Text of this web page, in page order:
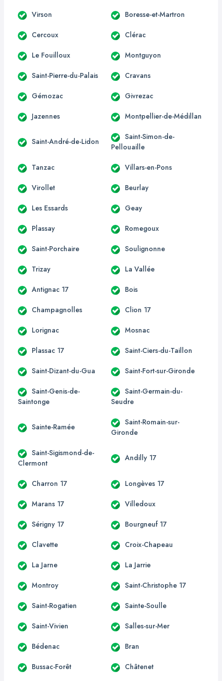
Virson Boresse-et-Martron
Cercoux Clérac
Le Fouilloux Montguyon
Saint-Pierre-du-Palais Cravans
Gémozac Givrezac
Jazennes Montpellier-de-Médillan
Saint-André-de-Lidon
Saint-Simon-de-
Pellouaille
Tanzac Villars-en-Pons
Virollet Beurlay
Les Essards Geay
Plassay Romegoux
Saint-Porchaire Soulignonne
Trizay La Vallée
Antignac 17 Bois
Champagnolles Clion 17
Lorignac Mosnac
Plassac 17 Saint-Ciers-du-Taillon
Saint-Dizant-du-Gua Saint-Fort-sur-Gironde
Saint-Genis-de-
Saintonge
Saint-Germain-du-
Seudre
Sainte-Ramée
Saint-Romain-sur-
Gironde
Saint-Sigismond-de-
Clermont
Andilly 17
Charron 17 Longèves 17
Marans 17 Villedoux
Sérigny 17 Bourgneuf 17
Clavette Croix-Chapeau
La Jarne La Jarrie
Montroy Saint-Christophe 17
Saint-Rogatien Sainte-Soulle
Saint-Vivien Salles-sur-Mer
Bédenac Bran
Bussac-Forêt Châtenet